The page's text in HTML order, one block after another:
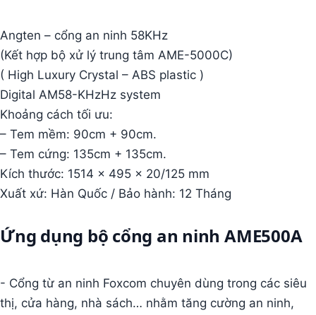
Angten – cổng an ninh 58KHz
(Kết hợp bộ xử lý trung tâm AME-5000C)
( High Luxury Crystal – ABS plastic )
Digital AM58-KHzHz system
Khoảng cách tối ưu:
– Tem mềm: 90cm + 90cm.
– Tem cứng: 135cm + 135cm.
Kích thước: 1514 x 495 x 20/125 mm
Xuất xứ: Hàn Quốc / Bảo hành: 12 Tháng
Ứng dụng bộ cổng an ninh AME500A
- Cổng từ an ninh Foxcom chuyên dùng trong các siêu
thị, cửa hàng, nhà sách… nhằm tăng cường an ninh,